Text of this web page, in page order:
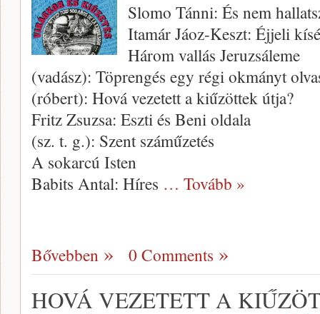
Slomo Tánni: És nem
Itamár Jáoz-Keszt: Éjjeli
Három vallás Jeruzsáleme
(vadász): Töprengés egy régi okmányt
(róbert): Hová vezetett a kiűzöttek útja?
Fritz Zsuzsa: Eszti és Beni oldala
(sz. t. g.): Szent száműzetés
A sokarcú Isten
Babits Antal: Híres … Tovább »
Bővebben 0 Comments
HOVÁ VEZETETT A